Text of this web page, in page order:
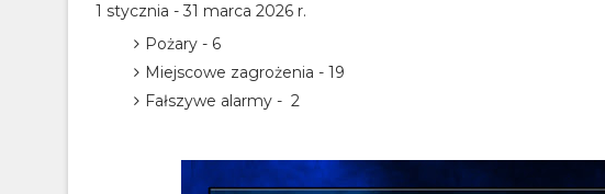
1 stycznia - 31 marca 2026 r.
Pożary - 6
Miejscowe zagrożenia - 19
Fałszywe alarmy - 2